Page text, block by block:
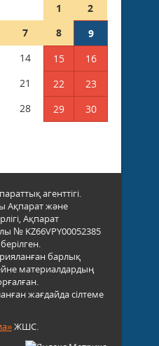
1
2
7 8
9
14 15
16
21 22
23
28 29
30
агенттігі.
Ақпарат және
Ақпарат
№ KZ66VPY00052385
барлық
материалдардың
жағдайда сілтеме
ЖШС.